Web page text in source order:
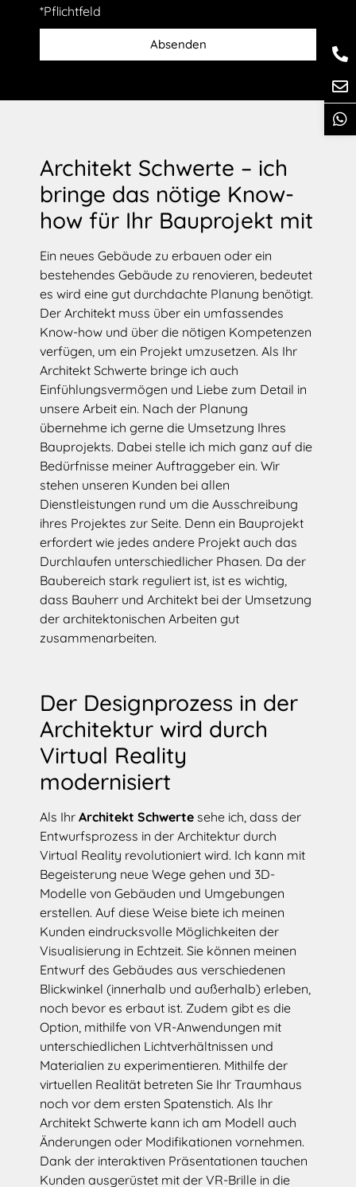
*Pflichtfeld
Absenden
Architekt Schwerte – ich
bringe das nötige Know-
how für Ihr Bauprojekt mit
Ein neues Gebäude zu erbauen oder ein
bestehendes Gebäude zu renovieren, bedeutet
es wird eine gut durchdachte Planung benötigt.
Der Architekt muss über ein umfassendes
Know-how und über die nötigen Kompetenzen
verfügen, um ein Projekt umzusetzen. Als Ihr
Architekt Schwerte bringe ich auch
Einfühlungsvermögen und Liebe zum Detail in
unsere Arbeit ein. Nach der Planung
übernehme ich gerne die Umsetzung Ihres
Bauprojekts. Dabei stelle ich mich ganz auf die
Bedürfnisse meiner Auftraggeber ein. Wir
stehen unseren Kunden bei allen
Dienstleistungen rund um die Ausschreibung
ihres Projektes zur Seite. Denn ein Bauprojekt
erfordert wie jedes andere Projekt auch das
Durchlaufen unterschiedlicher Phasen. Da der
Baubereich stark reguliert ist, ist es wichtig,
dass Bauherr und Architekt bei der Umsetzung
der architektonischen Arbeiten gut
zusammenarbeiten.
Der Designprozess in der
Architektur wird durch
Virtual Reality
modernisiert
Als Ihr Architekt Schwerte sehe ich, dass der
Entwurfsprozess in der Architektur durch
Virtual Reality revolutioniert wird. Ich kann mit
Begeisterung neue Wege gehen und 3D-
Modelle von Gebäuden und Umgebungen
erstellen. Auf diese Weise biete ich meinen
Kunden eindrucksvolle Möglichkeiten der
Visualisierung in Echtzeit. Sie können meinen
Entwurf des Gebäudes aus verschiedenen
Blickwinkel (innerhalb und außerhalb) erleben,
noch bevor es erbaut ist. Zudem gibt es die
Option, mithilfe von VR-Anwendungen mit
unterschiedlichen Lichtverhältnissen und
Materialien zu experimentieren. Mithilfe der
virtuellen Realität betreten Sie Ihr Traumhaus
noch vor dem ersten Spatenstich. Als Ihr
Architekt Schwerte kann ich am Modell auch
Änderungen oder Modifikationen vornehmen.
Dank der interaktiven Präsentationen tauchen
Kunden ausgerüstet mit der VR-Brille in die